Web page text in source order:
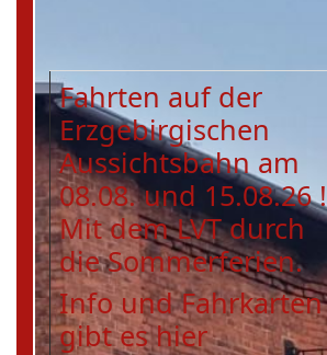
Fahrten auf der
Erzgebirgischen
Aussichtsbahn am
08.08. und 15.08.26 !
Mit dem LVT durch
die Sommerferien.
Info und Fahrkarten
gibt es hier